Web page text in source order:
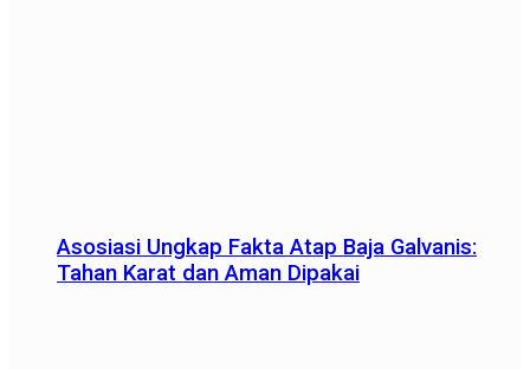
Asosiasi Ungkap Fakta Atap Baja Galvanis:
Tahan Karat dan Aman Dipakai